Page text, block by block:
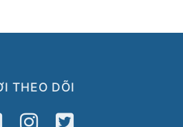
THEO DÕI